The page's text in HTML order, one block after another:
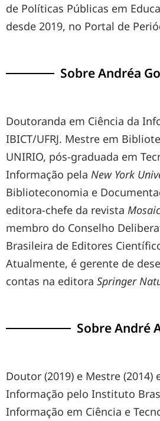
de Políticas Públicas em
desde 2019, no Portal de
Sobre Andréa
Doutoranda em Ciência da
IBICT/UFRJ. Mestre em
UNIRIO, pós-graduada em
Informação pela New York
Biblioteconomia e
editora-chefe da revista
membro do Conselho
Brasileira de Editores
Atualmente, é gerente de
contas na editora Springer
Sobre André
Doutor (2019) e Mestre (2014)
Informação pelo Instituto
Informação em Ciência e